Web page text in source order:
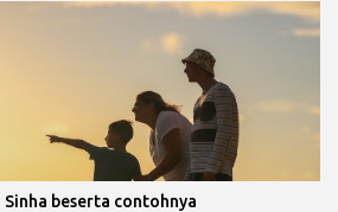
beserta contohnya